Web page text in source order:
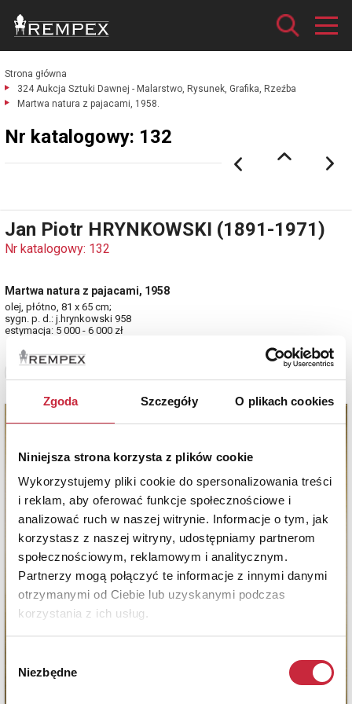
Zgoda Szczegóły O plikach cookies
Niniejsza strona korzysta z plików cookie
Wykorzystujemy pliki cookie do spersonalizowania treści
i reklam, aby oferować funkcje społecznościowe i
analizować ruch w naszej witrynie. Informacje o tym, jak
korzystasz z naszej witryny, udostępniamy partnerom
społecznościowym, reklamowym i analitycznym.
Partnerzy mogą połączyć te informacje z innymi danymi
otrzymanymi od Ciebie lub uzyskanymi podczas
korzystania z ich usług.
zgody
Niezbędne
Strona główna
324 Aukcja Sztuki Dawnej - Malarstwo, Rysunek, Grafika, Rzeźba
Martwa natura z pajacami, 1958.
Nr katalogowy: 132
Jan Piotr HRYNKOWSKI (1891-1971)
Nr katalogowy: 132
Martwa natura z pajacami, 1958
olej, płótno, 81 x 65 cm;
sygn. p. d.: j.hrynkowski 958
estymacja: 5 000 - 6 000 zł